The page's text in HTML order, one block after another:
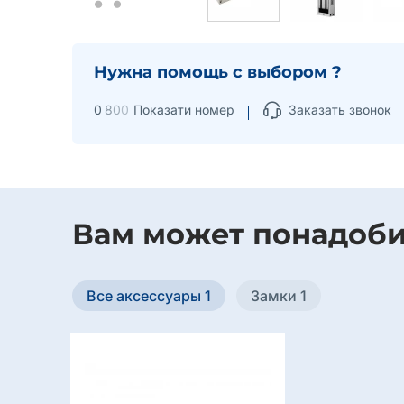
Нужна помощь с выбором ?
0 800 Показати номер Заказать звонок
Вам может
Все аксессуары 1 Замки 1